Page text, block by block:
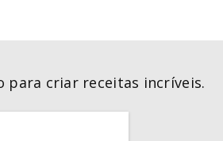
para criar receitas incríveis.